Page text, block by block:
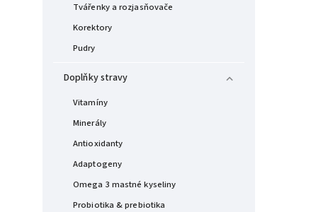
Tvářenky a rozjasňovače
Korektory
Pudry
Doplňky stravy
Vitamíny
Minerály
Antioxidanty
Adaptogeny
Omega 3 mastné kyseliny
Probiotika & prebiotika